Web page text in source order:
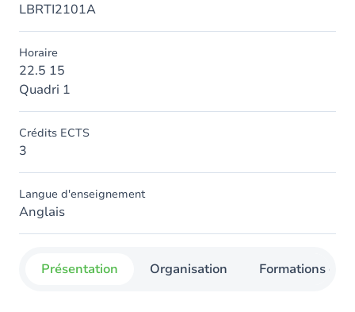
LBRTI2101A
Horaire
22.5 15
Quadri 1
Crédits ECTS
3
Langue d'enseignement
Anglais
Présentation Organisation Formations